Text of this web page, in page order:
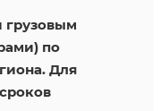
грузовым
по
Для